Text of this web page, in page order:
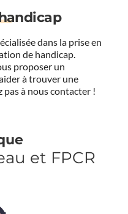
dans la prise en
de handicap.
proposer un
à trouver une
pas à nous contacter !
et FPCR